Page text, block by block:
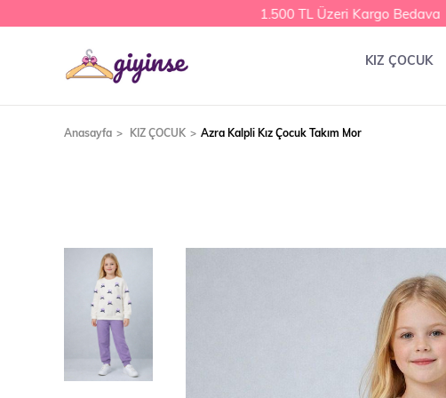
1.500 TL Üzeri Kargo Bedava
KIZ ÇOCUK
Anasayfa KIZ ÇOCUK Azra Kalpli Kız Çocuk Takım Mor